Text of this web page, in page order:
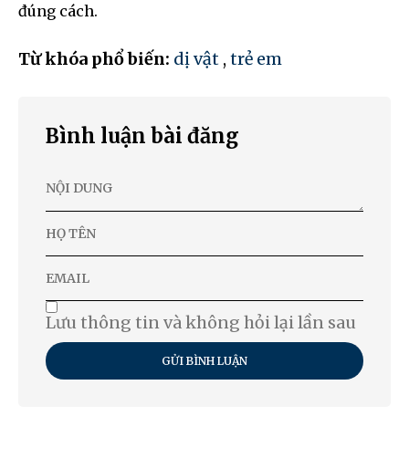
đúng cách.
Từ khóa phổ biến: dị vật , trẻ em
Bình luận bài đăng
Lưu thông tin và không hỏi lại lần sau
GỬI BÌNH LUẬN